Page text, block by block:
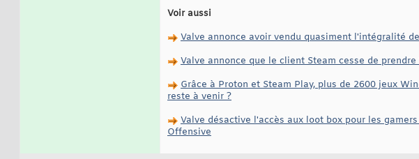
Voir aussi
Valve annonce avoir vendu quasiment l'intégralité
Valve annonce que le client Steam cesse de
Grâce à Proton et Steam Play, plus de 2600 jeux
reste à venir ?
Valve désactive l'accès aux loot box pour les
Offensive